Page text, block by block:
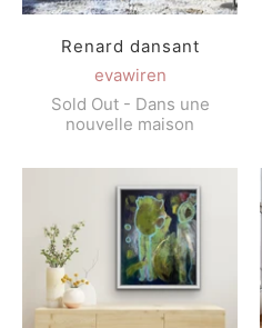
Renard dansant
evawiren
Sold Out - Dans une
nouvelle maison